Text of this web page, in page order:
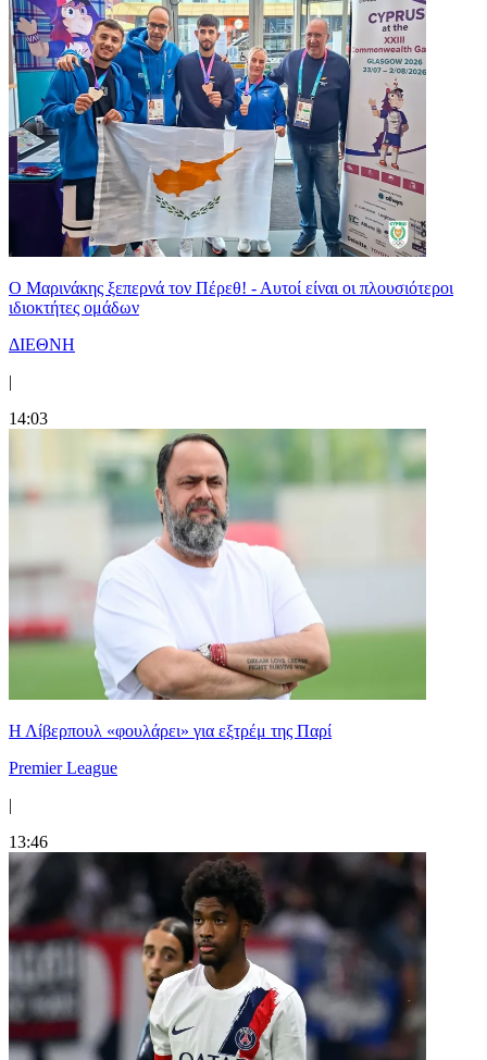
Ο Μαρινάκης ξεπερνά τον Πέρεθ! - Αυτοί είναι οι πλουσιότεροι
ιδιοκτήτες ομάδων
ΔΙΕΘΝΗ
|
14:03
Η Λίβερπουλ «φουλάρει» για εξτρέμ της Παρί
Premier League
|
13:46